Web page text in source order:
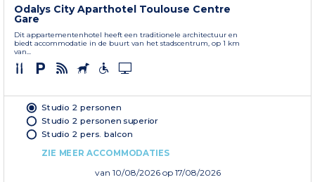
Odalys City Aparthotel Toulouse Centre
Gare
Dit appartementenhotel heeft een traditionele architectuur en
biedt accommodatie in de buurt van het stadscentrum, op 1 km
van...
Studio 2 personen
Studio 2 personen superior
Studio 2 pers. balcon
ZIE MEER ACCOMMODATIES
van 10/08/2026 op 17/08/2026